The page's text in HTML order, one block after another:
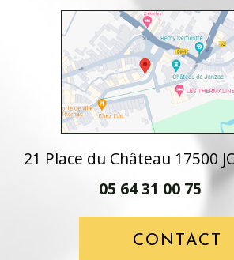
21 Place du Château 17500
05 64 31 00 75
CONTACT